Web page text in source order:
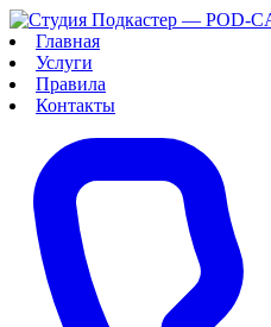
Главная
Услуги
Правила
Контакты